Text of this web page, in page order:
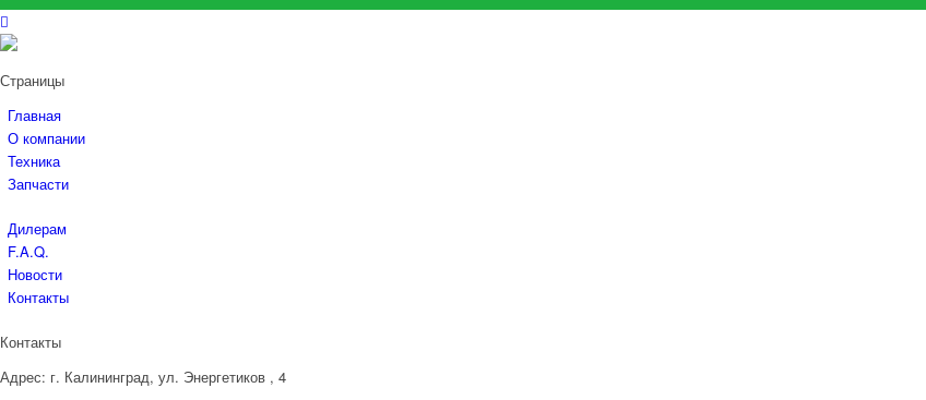
Страницы
Главная
О компании
Техника
Запчасти
Дилерам
F.A.Q.
Новости
Контакты
Контакты
Адрес: г. Калининград, ул. Энергетиков , 4